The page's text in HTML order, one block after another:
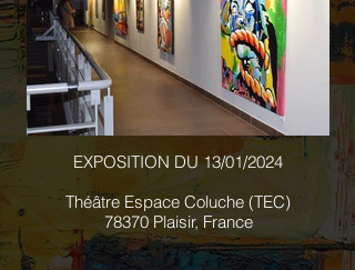
EXPOSITION DU 13/01/2024
Théâtre Espace Coluche (TEC)
78370 Plaisir, France